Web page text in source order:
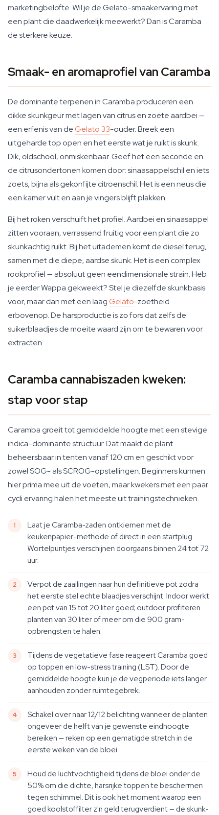
marketingbelofte. Wil je de Gelato-smaakervaring met
een plant die daadwerkelijk meewerkt? Dan is Caramba
de sterkere keuze.
Smaak- en aromaprofiel van Caramba
De dominante terpenen in Caramba produceren een
dikke skunkgeur met lagen van citrus en zoete aardbei —
een erfenis van deGelato 33-ouder. Breek een
uitgeharde top open en het eerste wat je ruikt is skunk.
Dik, oldschool, onmiskenbaar. Geef het een seconde en
de citrusondertonen komen door: sinaasappelschil en iets
zoets, bijna als gekonfijte citroenschil. Het is een neus die
een kamer vult en aan je vingers blijft plakken.
Bij het roken verschuift het profiel. Aardbei en sinaasappel
zitten vooraan, verrassend fruitig voor een plant die zo
skunkachtig ruikt. Bij het uitademen komt de diesel terug,
samen met die diepe, aardse skunk. Het is een complex
rookprofiel — absoluut geen eendimensionale strain. Heb
je eerder Wappa gekweekt? Stel je diezelfde skunkbasis
voor, maar dan met een laagGelato-zoetheid
erbovenop. De harsproductie is zo fors dat zelfs de
suikerblaadjes de moeite waard zijn om te bewaren voor
extracten.
Caramba cannabiszaden kweken:
stap voor stap
Caramba groeit tot gemiddelde hoogte met een stevige
indica-dominante structuur. Dat maakt de plant
beheersbaar in tenten vanaf 120 cm en geschikt voor
zowel SOG- als SCROG-opstellingen. Beginners kunnen
hier prima mee uit de voeten, maar kwekers met een paar
cycli ervaring halen het meeste uit trainingstechnieken.
Laat je Caramba-zaden ontkiemen met de
keukenpapier-methode of direct in een startplug.
Wortelpuntjes verschijnen doorgaans binnen 24 tot 72
uur.
Verpot de zaailingen naar hun definitieve pot zodra
het eerste stel echte blaadjes verschijnt. Indoor werkt
een pot van 15 tot 20 liter goed; outdoor profiteren
planten van 30 liter of meer om die 900 gram-
opbrengsten te halen.
Tijdens de vegetatieve fase reageert Caramba goed
op toppen en low-stress training (LST). Door de
gemiddelde hoogte kun je de vegperiode iets langer
aanhouden zonder ruimtegebrek.
Schakel over naar 12/12 belichting wanneer de planten
ongeveer de helft van je gewenste eindhoogte
bereiken — reken op een gematigde stretch in de
eerste weken van de bloei.
Houd de luchtvochtigheid tijdens de bloei onder de
50% om die dichte, harsrijke toppen te beschermen
tegen schimmel. Dit is ook het moment waarop een
goed koolstoffilter z'n geld terugverdient — de skunk-